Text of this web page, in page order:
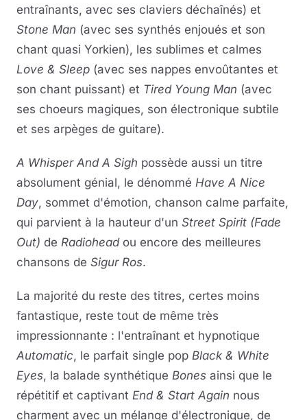
entraînants, avec ses claviers déchaînés) et
Stone Man (avec ses synthés enjoués et son
chant quasi Yorkien), les sublimes et calmes
Love & Sleep (avec ses nappes envoûtantes et
son chant puissant) et Tired Young Man (avec
ses choeurs magiques, son électronique subtile
et ses arpèges de guitare).
A Whisper And A Sigh possède aussi un titre
absolument génial, le dénommé Have A Nice
Day, sommet d'émotion, chanson calme parfaite,
qui parvient à la hauteur d'un Street Spirit (Fade
Out) de Radioheadou encore des meilleures
chansons de Sigur Ros.
La majorité du reste des titres, certes moins
fantastique, reste tout de même très
impressionnante : l'entraînant et hypnotique
Automatic, le parfait single pop Black & White
Eyes, la balade synthétique Bones ainsi que le
répétitif et captivant End & Start Again nous
charment avec un mélange d'électronique, de